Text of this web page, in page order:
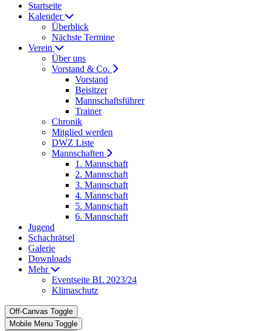
Startseite
Kalender
Überblick
Nächste Termine
Verein
Über uns
Vorstand & Co.
Vorstand
Beisitzer
Mannschaftsführer
Trainer
Chronik
Mitglied werden
DWZ Liste
Mannschaften
1. Mannschaft
2. Mannschaft
3. Mannschaft
4. Mannschaft
5. Mannschaft
6. Mannschaft
Jugend
Schachrätsel
Galerie
Downloads
Mehr
Eventseite BL 2023/24
Klimaschutz
Off-Canvas Toggle
Mobile Menu Toggle